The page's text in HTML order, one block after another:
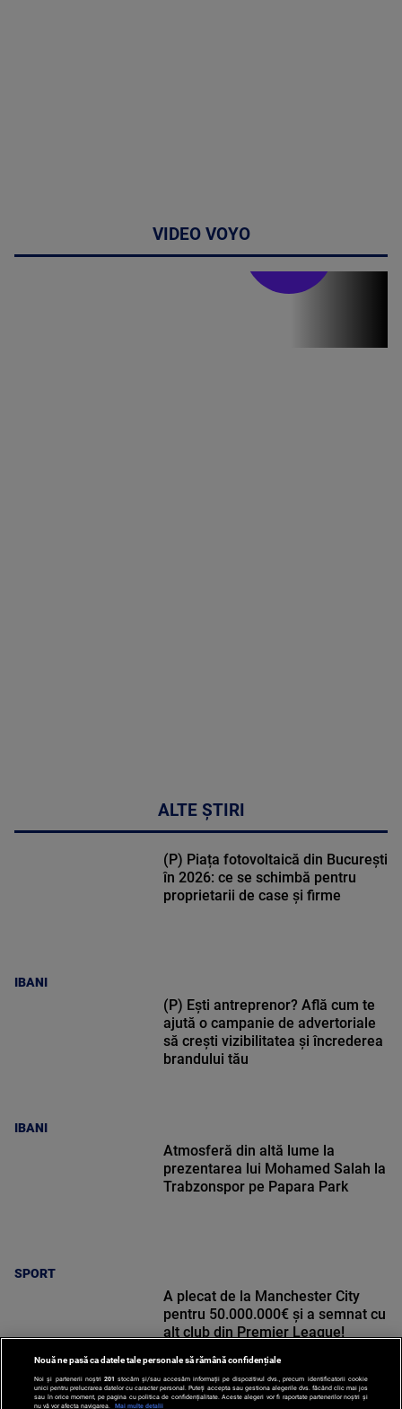
VIDEO VOYO
ALTE ȘTIRI
IBANI
(P) Piața fotovoltaică din București
în 2026: ce se schimbă pentru
proprietarii de case și firme
IBANI
(P) Ești antreprenor? Află cum te
ajută o campanie de advertoriale
să crești vizibilitatea și încrederea
brandului tău
SPORT
Atmosferă din altă lume la
prezentarea lui Mohamed Salah la
Trabzonspor pe Papara Park
A plecat de la Manchester City
pentru 50.000.000€ și a semnat cu
alt club din Premier League!
Nouă ne pasă ca datele tale personale să rămână confidențiale
Noi și partenerii noștri 201 stocăm și/sau accesăm informații pe dispozitivul dvs., precum identificatorii cookie
unici pentru prelucrarea datelor cu caracter personal. Puteți accepta sau gestiona alegerile dvs. făcând clic mai jos
sau în orice moment, pe pagina cu politica de confidențialitate. Aceste alegeri vor fi raportate partenerilor noștri și
nu vă vor afecta navigarea.
Mai multe detalii